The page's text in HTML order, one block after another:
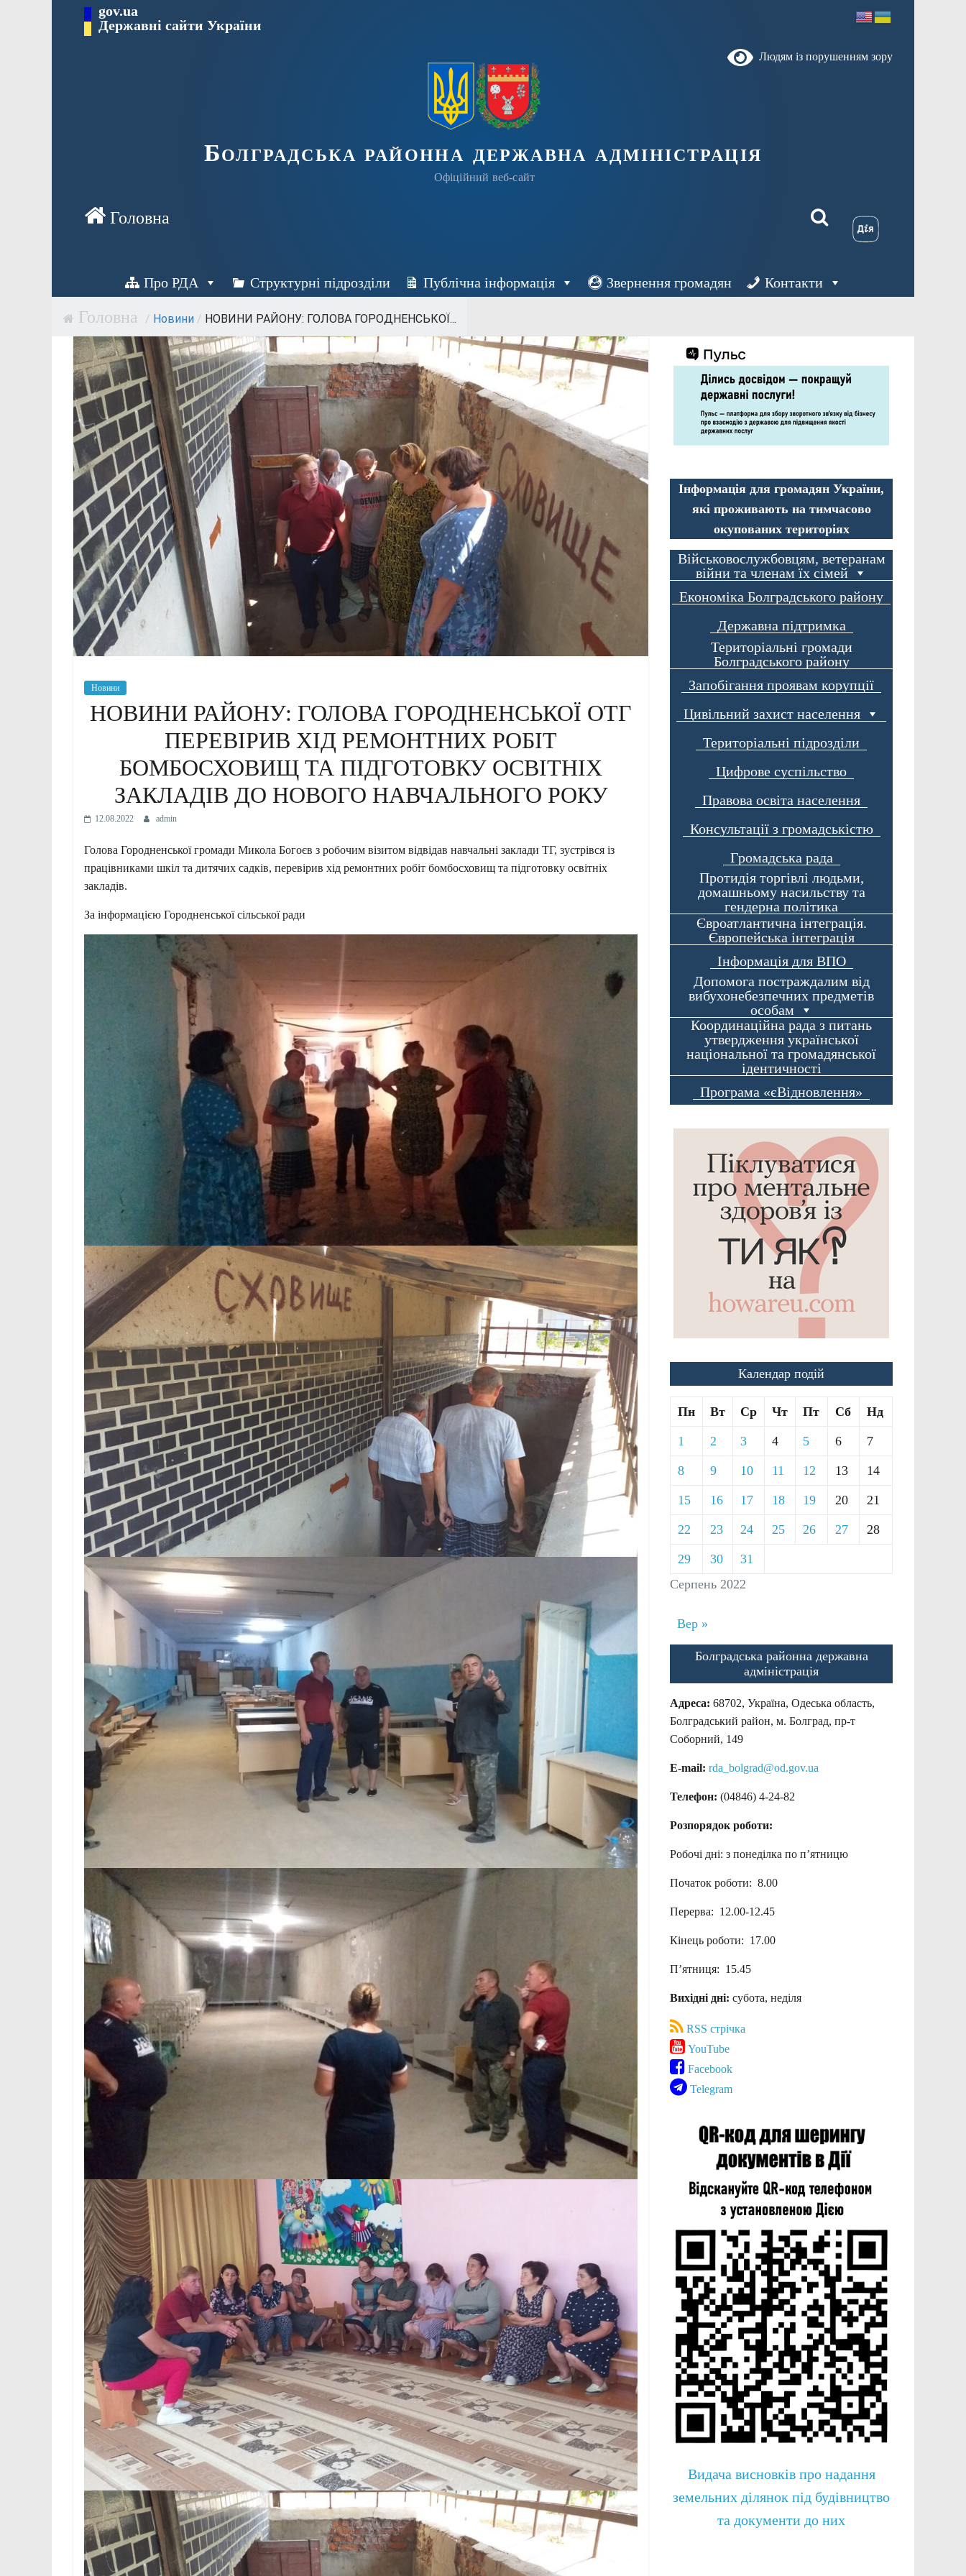
Перейти gov.ua
Державні сайти України
Людям із порушенням зору
Болградська районна державна адміністрація
Офіційний веб-сайт
Про РДА Структурні підрозділи Публічна інформація Звернення громадян Контакти
/ Новини / НОВИНИ РАЙОНУ: ГОЛОВА ГОРОДНЕНСЬКОЇ...
Новини
НОВИНИ РАЙОНУ: ГОЛОВА ГОРОДНЕНСЬКОЇ ОТГ
ПЕРЕВІРИВ ХІД РЕМОНТНИХ РОБІТ
БОМБОСХОВИЩ ТА ПІДГОТОВКУ ОСВІТНІХ
ЗАКЛАДІВ ДО НОВОГО НАВЧАЛЬНОГО РОКУ
12.08.2022 admin
Голова Городненської громади Микола Богоєв з робочим візитом відвідав навчальні заклади ТГ, зустрівся із
працівниками шкіл та дитячих садків, перевірив хід ремонтних робіт бомбосховищ та підготовку освітніх
закладів.
За інформацією Городненської сільської ради
Інформація для громадян України,
які проживають на тимчасово
окупованих територіях
Військовослужбовцям, ветеранам
війни та членам їх сімей
Економіка Болградського району
Державна підтримка
Територіальні громади
Болградського району
Запобігання проявам корупції
Цивільний захист населення
Територіальні підрозділи
Цифрове суспільство
Правова освіта населення
Консультації з громадськістю
Громадська рада
Протидія торгівлі людьми,
домашньому насильству та
гендерна політика
Євроатлантична інтеграція.
Європейська інтеграція
Інформація для ВПО
Допомога постраждалим від
вибухонебезпечних предметів
особам
Координаційна рада з питань
утвердження української
національної та громадянської
ідентичності
Програма «єВідновлення»
Календар подій
Серпень 2022
Пн Вт Ср Чт Пт Сб Нд
1 2 3 4 5 6 7
8 9 10 11 12 13 14
15 16 17 18 19 20 21
22 23 24 25 26 27 28
29 30 31
Вер »
Болградська районна державна
адміністрація
Адреса: 68702, Україна, Одеська область,
Болградський район, м. Болград, пр-т
Соборний, 149
E-mail: rda_bolgrad@od.gov.ua
Телефон: (04846) 4-24-82
Розпорядок роботи:
Робочі дні: з понеділка по п’ятницю
Початок роботи: 8.00
Перерва: 12.00-12.45
Кінець роботи: 17.00
П’ятниця: 15.45
Вихідні дні: субота, неділя
RSS стрічка
YouTube
Facebook
Telegram
Видача висновків про надання
земельних ділянок під будівництво
та документи до них